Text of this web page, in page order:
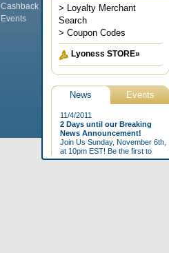
Cashback Magazine
Events
Das
Kontakt
FAQs
Glossar
Home Impressum